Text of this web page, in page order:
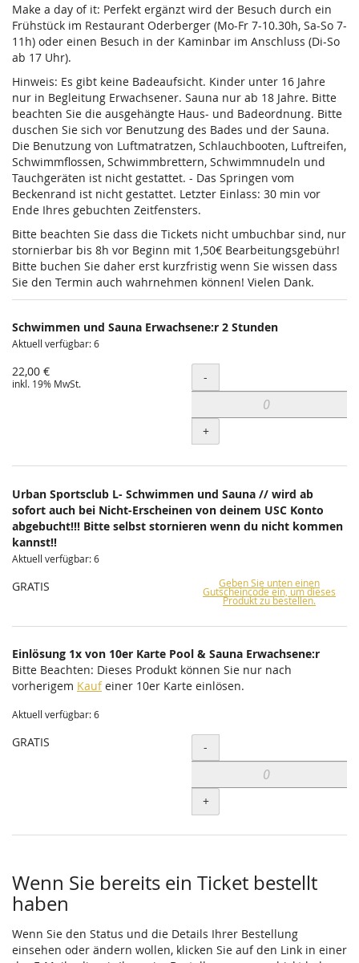
Make a day of it: Perfekt ergänzt wird der Besuch durch ein
Frühstück im Restaurant Oderberger (Mo-Fr 7-10.30h, Sa-So 7-
11h) oder einen Besuch in der Kaminbar im Anschluss (Di-So
ab 17 Uhr).
Hinweis: Es gibt keine Badeaufsicht. Kinder unter 16 Jahre
nur in Begleitung Erwachsener. Sauna nur ab 18 Jahre. Bitte
beachten Sie die ausgehängte Haus- und Badeordnung. Bitte
duschen Sie sich vor Benutzung des Bades und der Sauna.
Die Benutzung von Luftmatratzen, Schlauchbooten, Luftreifen,
Schwimmflossen, Schwimmbrettern, Schwimmnudeln und
Tauchgeräten ist nicht gestattet. - Das Springen vom
Beckenrand ist nicht gestattet. Letzter Einlass: 30 min vor
Ende Ihres gebuchten Zeitfensters.
Bitte beachten Sie dass die Tickets nicht umbuchbar sind, nur
stornierbar bis 8h vor Beginn mit 1,50€ Bearbeitungsgebühr!
Bitte buchen Sie daher erst kurzfristig wenn Sie wissen dass
Sie den Termin auch wahrnehmen können! Vielen Dank.
Schwimmen und Sauna Erwachsene:r 2 Stunden
Aktuell verfügbar: 6
22,00 €
inkl. 19% MwSt. Menge
-
+
Urban Sportsclub L- Schwimmen und Sauna // wird ab
sofort auch bei Nicht-Erscheinen von deinem USC Konto
abgebucht!!! Bitte selbst stornieren wenn du nicht kommen
kannst!!
Aktuell verfügbar: 6
GRATIS Geben Sie unten einen
Gutscheincode ein, um dieses
Produkt zu bestellen.
Einlösung 1x von 10er Karte Pool & Sauna Erwachsene:r
Bitte Beachten: Dieses Produkt können Sie nur nach
vorherigem Kaufeiner 10er Karte einlösen.
Aktuell verfügbar: 6
GRATIS Menge
-
+
Wenn Sie bereits ein Ticket bestellt
haben
Wenn Sie den Status und die Details Ihrer Bestellung
einsehen oder ändern wollen, klicken Sie auf den Link in einer